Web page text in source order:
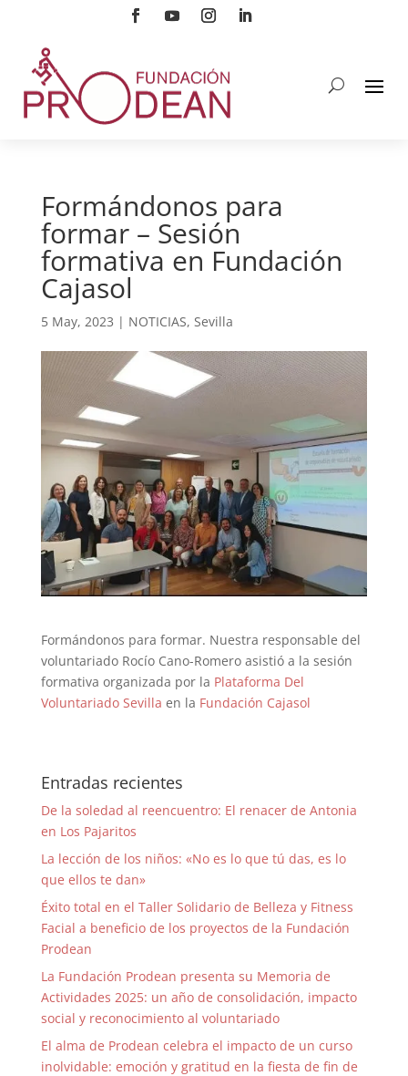
Formándonos para
formar – Sesión
formativa en Fundación
Cajasol
5 May, 2023 | NOTICIAS, Sevilla
Formándonos para formar. Nuestra responsable del
voluntariado Rocío Cano-Romero asistió a la sesión
formativa organizada por la Plataforma Del
Voluntariado Sevilla en la Fundación Cajasol
Entradas recientes
De la soledad al reencuentro: El renacer de Antonia
en Los Pajaritos
La lección de los niños: «No es lo que tú das, es lo
que ellos te dan»
Éxito total en el Taller Solidario de Belleza y Fitness
Facial a beneficio de los proyectos de la Fundación
Prodean
La Fundación Prodean presenta su Memoria de
Actividades 2025: un año de consolidación, impacto
social y reconocimiento al voluntariado
El alma de Prodean celebra el impacto de un curso
inolvidable: emoción y gratitud en la fiesta de fin de